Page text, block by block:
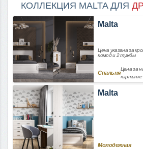
КОЛЛЕКЦИЯ MALTA ДЛЯ
Malta
Цена указана за
комод и 2 тумбы
Спальня
Цена за
картинке
Malta
Молодежная